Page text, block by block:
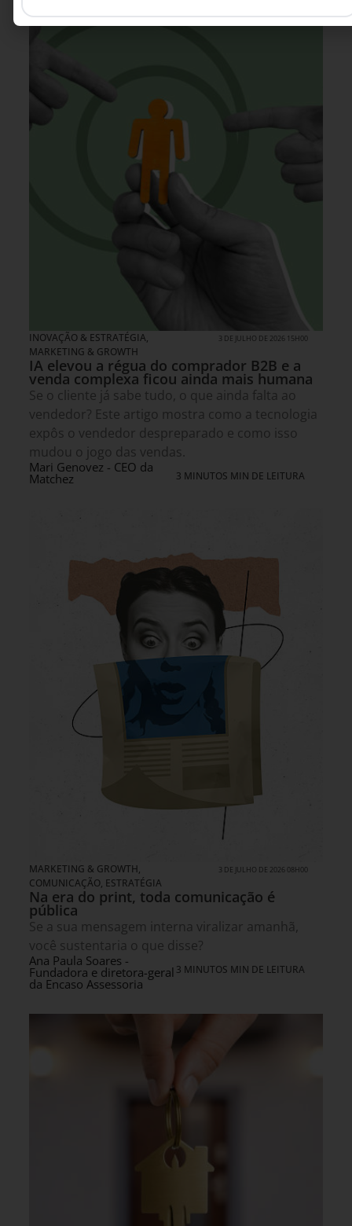
INOVAÇÃO & ESTRATÉGIA,
MARKETING & GROWTH
3 DE JULHO DE 2026 15H00
IA elevou a régua do comprador B2B e a
venda complexa ficou ainda mais humana
Se o cliente já sabe tudo, o que ainda falta ao
vendedor? Este artigo mostra como a tecnologia
expôs o vendedor despreparado e como isso
mudou o jogo das vendas.
Mari Genovez - CEO da
Matchez 3 MINUTOS MIN DE LEITURA
MARKETING & GROWTH,
COMUNICAÇÃO, ESTRATÉGIA
3 DE JULHO DE 2026 08H00
Na era do print, toda comunicação é
pública
Se a sua mensagem interna viralizar amanhã,
você sustentaria o que disse?
Ana Paula Soares -
Fundadora e diretora-geral
da Encaso Assessoria
3 MINUTOS MIN DE LEITURA